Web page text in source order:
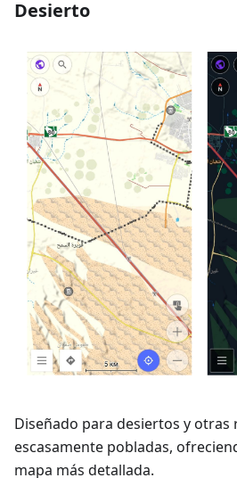
Desierto
Diseñado para desiertos y otras
escasamente pobladas,
mapa más detallada.